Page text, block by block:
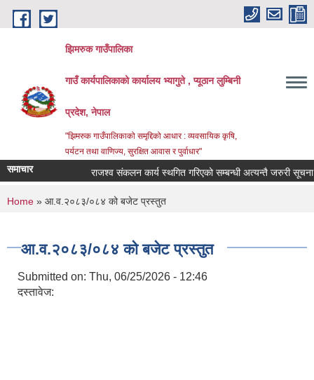
Skip to main content
झिमरुक गाउँपालिका
गाउँ कार्यपालिकाको कार्यालय भ्यागुते , प्यूठान लुम्बिनी
प्रदेश, नेपाल
"झिमरुक गाउँपालिकाको समृद्दिको आधार : व्यवसायिक कृषि,
पर्यटन तथा वाणिज्य, सुरक्षित आवास र पुर्वाधार"
समाचार राजश्व संकलन कार्य स्थगित गरिएको सम्बन्धी अत्यन्तै जरुरी सूचना ।
You are here
Home » आ.व.२०८३/०८४ को बजेट प्रस्तुत
आ.व.२०८३/०८४ को बजेट प्रस्तुत
Submitted on: Thu, 06/25/2026 - 12:46
दस्तावेज: